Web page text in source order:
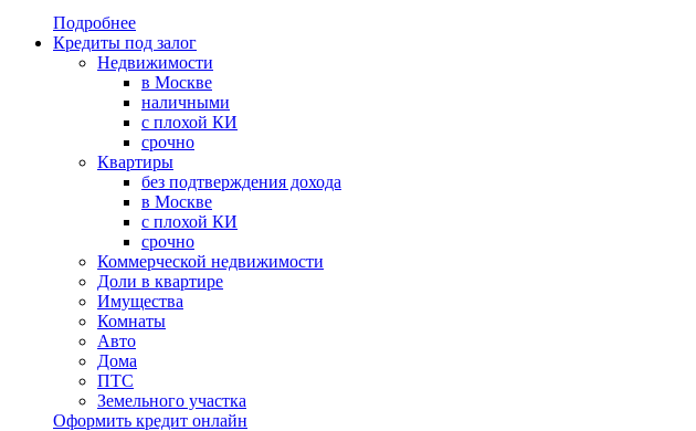
Подробнее
Кредиты под залог
Недвижимости
в Москве
наличными
с плохой КИ
срочно
Квартиры
без подтверждения дохода
в Москве
с плохой КИ
срочно
Коммерческой недвижимости
Доли в квартире
Имущества
Комнаты
Авто
Дома
ПТС
Земельного участка
Оформить кредит онлайн